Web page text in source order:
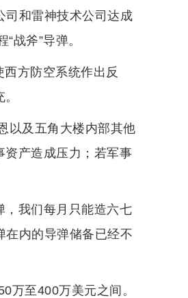
司和雷神技术公司达成
战斧”导弹。
方防空系统作出反
以及五角大楼内部其他
资产造成压力；若军事
，我们每月只能造六七
在内的导弹储备已经不
万至400万美元之间。